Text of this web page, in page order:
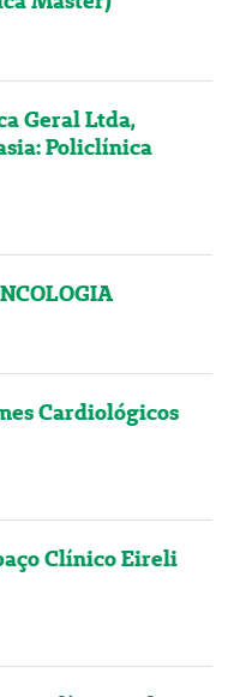
Geral Ltda,
Policlínica
Cardiológicos
Clínico Eireli